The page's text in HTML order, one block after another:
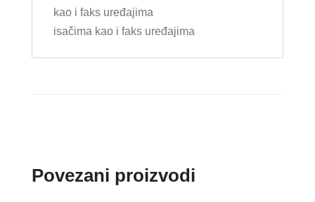
kao i faks uređajima
isačima kao i faks uređajima
Povezani proizvodi